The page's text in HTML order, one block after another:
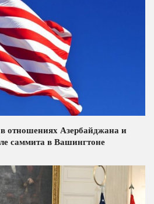
отношениях Азербайджана и
саммита в Вашингтоне